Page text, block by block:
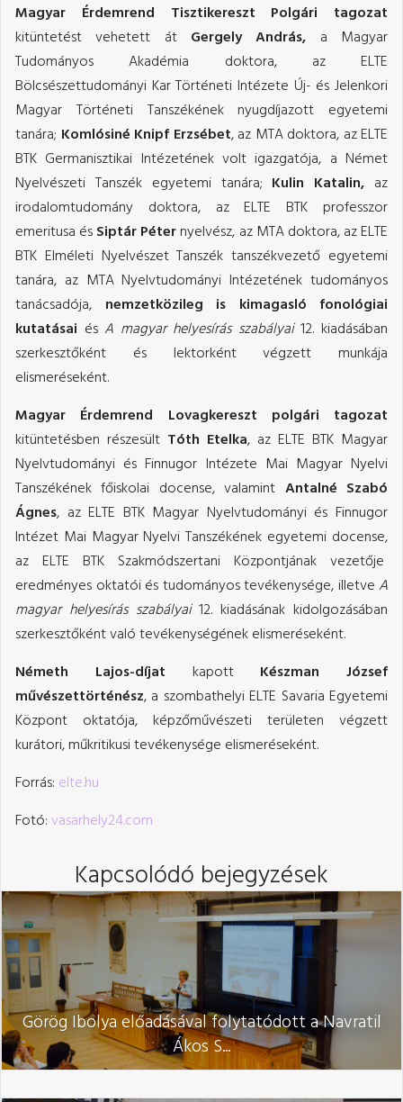
Magyar Érdemrend Tisztikereszt Polgári tagozat
kitüntetést vehetett át Gergely András, a Magyar
Tudományos Akadémia doktora, az ELTE
Bölcsészettudományi Kar Történeti Intézete Új- és Jelenkori
Magyar Történeti Tanszékének nyugdíjazott egyetemi
tanára; Komlósiné Knipf Erzsébet, az MTA doktora, az ELTE
BTK Germanisztikai Intézetének volt igazgatója, a Német
Nyelvészeti Tanszék egyetemi tanára; Kulin Katalin, az
irodalomtudomány doktora, az ELTE BTK professzor
emeritusa ésSiptár Péternyelvész, az MTA doktora, az ELTE
BTK Elméleti Nyelvészet Tanszék tanszékvezető egyetemi
tanára, az MTA Nyelvtudományi Intézetének tudományos
tanácsadója, nemzetközileg is kimagasló fonológiai
kutatásai ésA magyar helyesírás szabályai12. kiadásában
szerkesztőként és lektorként végzett munkája
elismeréseként.
Magyar Érdemrend Lovagkereszt polgári tagozat
kitüntetésben részesült Tóth Etelka, az ELTE BTK Magyar
Nyelvtudományi és Finnugor Intézete Mai Magyar Nyelvi
Tanszékének főiskolai docense, valamint Antalné Szabó
Ágnes, az ELTE BTK Magyar Nyelvtudományi és Finnugor
Intézet Mai Magyar Nyelvi Tanszékének egyetemi docense,
az ELTE BTK Szakmódszertani Központjának vezetője
eredményes oktatói és tudományos tevékenysége, illetveA
magyar helyesírás szabályai12. kiadásának kidolgozásában
szerkesztőként való tevékenységének elismeréseként.
Németh Lajos-díjat kapott Készman József
művészettörténész, a szombathelyi ELTE Savaria Egyetemi
Központ oktatója, képzőművészeti területen végzett
kurátori, műkritikusi tevékenysége elismeréseként.
Forrás: elte.hu
Fotó:vasarhely24.com
Kapcsolódó bejegyzések
Görög Ibolya előadásával folytatódott a Navratil
Ákos S...